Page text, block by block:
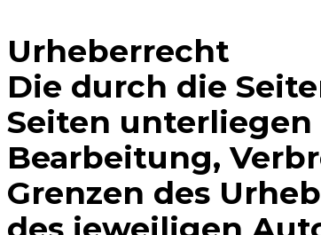
Urheberrecht
Die durch die
Seiten
Bearbeitung,
Grenzen des